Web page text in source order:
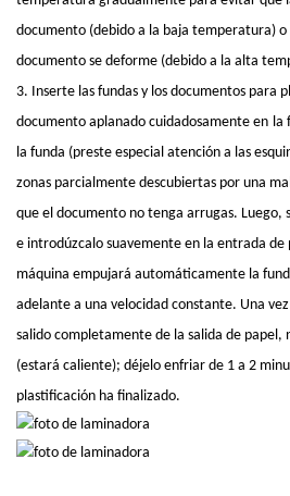
documento (debido a la baja temperatura) o
documento se deforme (debido a la alta
3. Inserte las fundas y los documentos para
documento aplanado cuidadosamente en la
la funda (preste especial atención a las
zonas parcialmente descubiertas por una
que el documento no tenga arrugas. Luego,
e introdúzcalo suavemente en la entrada de
máquina empujará automáticamente la
adelante a una velocidad constante. Una
salido completamente de la salida de
(estará caliente); déjelo enfriar de 1 a 2
plastificación ha finalizado.